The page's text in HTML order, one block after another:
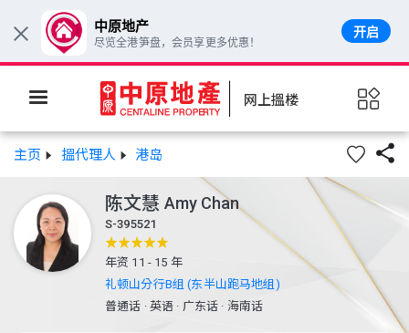
网上搵楼
主页 搵代理人 港岛 
陈文慧 Amy Chan
S-395521
年资 11 - 15 年
礼顿山分行B组 (东半山跑马地组)
普通话 ·英语 · 广东话 · 海南话
× 中原地产
尽览全港笋盘，会员享更多优惠！
开启